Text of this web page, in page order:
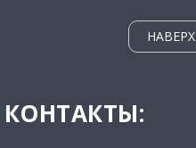
НАВЕРХ